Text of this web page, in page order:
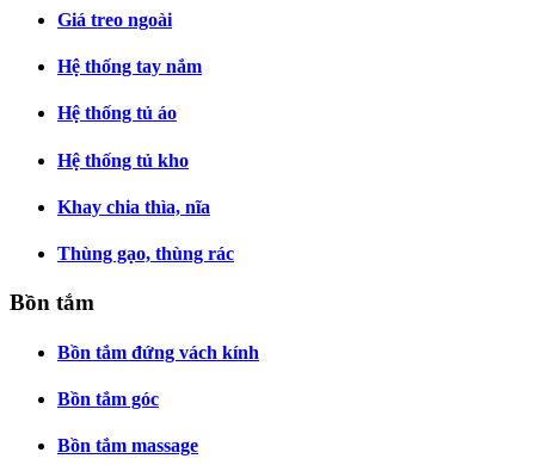
Giá treo ngoài
Hệ thống tay nắm
Hệ thống tủ áo
Hệ thống tủ kho
Khay chia thìa, nĩa
Thùng gạo, thùng rác
Bồn tắm
Bồn tắm đứng vách kính
Bồn tắm góc
Bồn tắm massage